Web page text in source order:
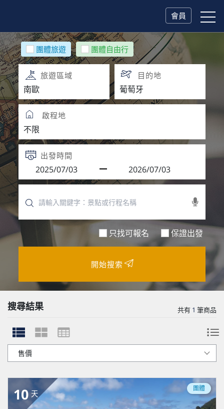
會員
團體旅遊 團體自由行
旅遊區域 目的地
啟程地
出發時間
只找可報名 保證出發
開始搜索
搜尋結果 共有 1 筆商品
10 天
團體